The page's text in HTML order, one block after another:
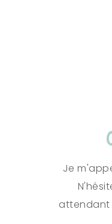
Je
attendant